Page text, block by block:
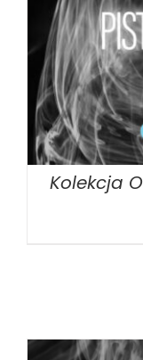
Kolekcja